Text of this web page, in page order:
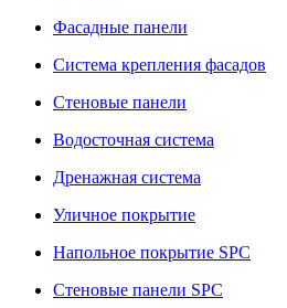
Фасадные панели
Система крепления фасадов
Стеновые панели
Водосточная система
Дренажная система
Уличное покрытие
Напольное покрытие SPC
Стеновые панели SPC